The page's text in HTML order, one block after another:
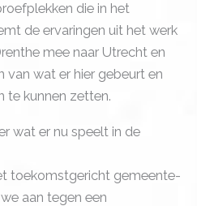
die in het
de ervaringen uit het werk
mee naar Utrecht en
van wat er hier gebeurt en
te kunnen zetten.
wat er nu speelt in de
toekomstgericht gemeente-
aan tegen een